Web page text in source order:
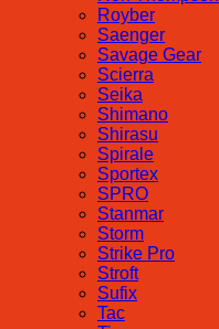
Royber
Saenger
Savage Gear
Scierra
Seika
Shimano
Shirasu
Spirale
Sportex
SPRO
Stanmar
Storm
Strike Pro
Stroft
Sufix
Tac